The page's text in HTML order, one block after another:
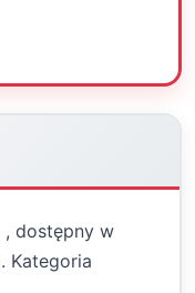
, dostępny w
Kategoria